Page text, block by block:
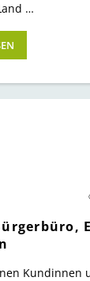
…
Kundinnen